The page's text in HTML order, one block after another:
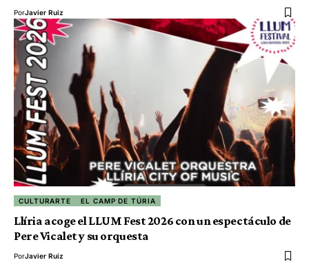
PorJavier Ruiz
CULTURARTE EL CAMP DE TÚRIA
Llíria acoge el LLUM Fest 2026 con un espectáculo de
Pere Vicalet y su orquesta
PorJavier Ruiz